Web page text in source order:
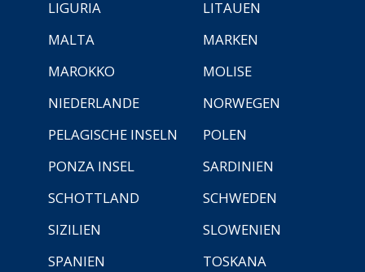
LIGURIA
LITAUEN
MALTA
MARKEN
MAROKKO
MOLISE
NIEDERLANDE
NORWEGEN
PELAGISCHE INSELN
POLEN
PONZA INSEL
SARDINIEN
SCHOTTLAND
SCHWEDEN
SIZILIEN
SLOWENIEN
SPANIEN
TOSKANA